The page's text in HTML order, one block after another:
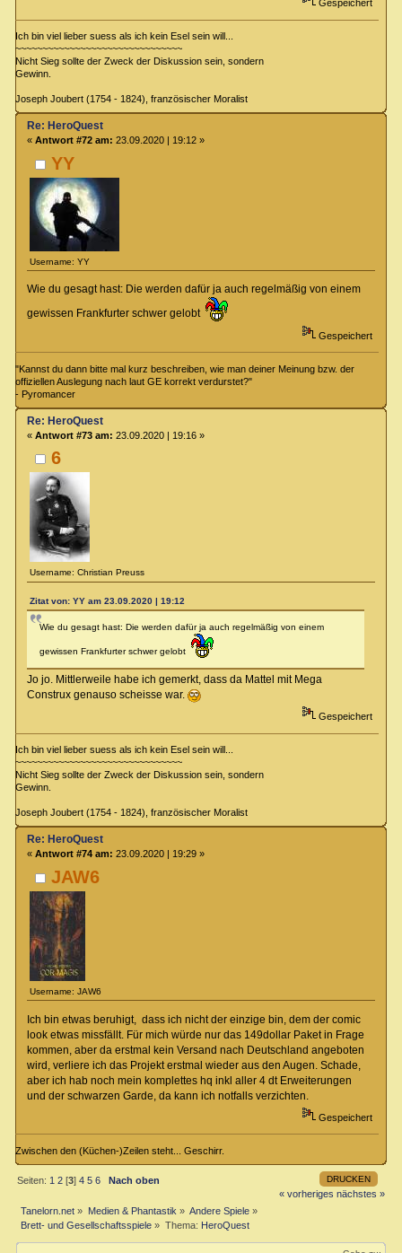
Gespeichert
Ich bin viel lieber suess als ich kein Esel sein will...
~~~~~~~~~~~~~~~~~~~~~~~~~~~~~~~
Nicht Sieg sollte der Zweck der Diskussion sein, sondern
Gewinn.
Joseph Joubert (1754 - 1824), französischer Moralist
YY
Username: YY
Re: HeroQuest
« Antwort #72 am: 23.09.2020 | 19:12 »
Wie du gesagt hast: Die werden dafür ja auch regelmäßig von einem
gewissen Frankfurter schwer gelobt
Gespeichert
"Kannst du dann bitte mal kurz beschreiben, wie man deiner Meinung bzw. der
offiziellen Auslegung nach laut GE korrekt verdurstet?"
- Pyromancer
6
Username: Christian Preuss
Re: HeroQuest
« Antwort #73 am: 23.09.2020 | 19:16 »
Zitat von: YY am 23.09.2020 | 19:12
Wie du gesagt hast: Die werden dafür ja auch regelmäßig von einem
gewissen Frankfurter schwer gelobt
Jo jo. Mittlerweile habe ich gemerkt, dass da Mattel mit Mega
Construx genauso scheisse war.
Gespeichert
Ich bin viel lieber suess als ich kein Esel sein will...
~~~~~~~~~~~~~~~~~~~~~~~~~~~~~~~
Nicht Sieg sollte der Zweck der Diskussion sein, sondern
Gewinn.
Joseph Joubert (1754 - 1824), französischer Moralist
JAW6
Username: JAW6
Re: HeroQuest
« Antwort #74 am: 23.09.2020 | 19:29 »
Ich bin etwas beruhigt, dass ich nicht der einzige bin, dem der comic
look etwas missfällt. Für mich würde nur das 149dollar Paket in Frage
kommen, aber da erstmal kein Versand nach Deutschland angeboten
wird, verliere ich das Projekt erstmal wieder aus den Augen. Schade,
aber ich hab noch mein komplettes hq inkl aller 4 dt Erweiterungen
und der schwarzen Garde, da kann ich notfalls verzichten.
Gespeichert
Zwischen den (Küchen-)Zeilen steht... Geschirr.
DRUCKEN
Seiten: 1 2 [3]4 5 6
Nach oben
« vorheriges nächstes »
Tanelorn.net » Medien & Phantastik» Andere Spiele »
Brett- und Gesellschaftsspiele » Thema: HeroQuest